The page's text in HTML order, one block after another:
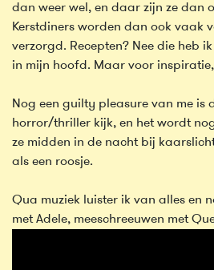
dan weer wel, en daar zijn ze dan
Kerstdiners worden dan ook vaak
verzorgd. Recepten? Nee die heb
in mijn hoofd. Maar voor
Nog een guilty pleasure van me is
horror/thriller kijk, en het wordt
ze midden in de nacht bij
als een roosje.
Qua muziek luister ik van alles en
met Adele, meeschreeuwen met